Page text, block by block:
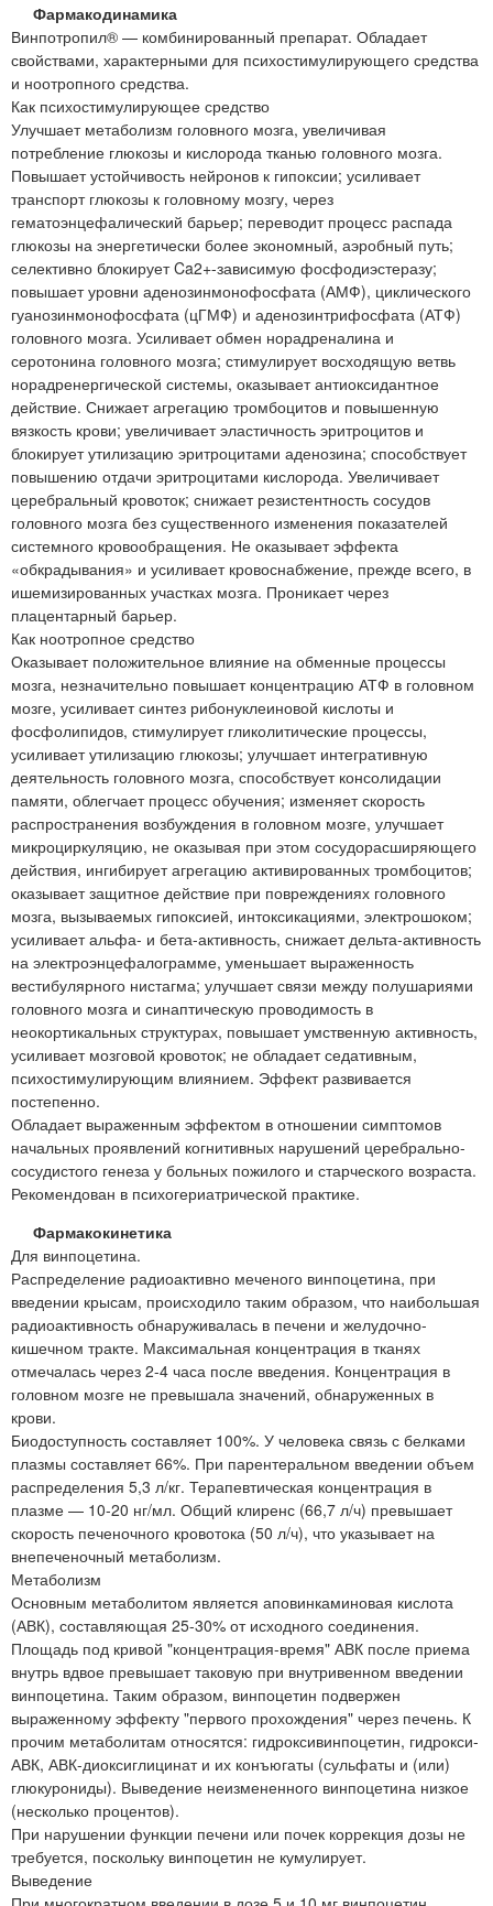
Фармакодинамика
Винпотропил® — комбинированный препарат. Обладает
свойствами, характерными для психостимулирующего средства
и ноотропного средства.
Как психостимулирующее средство
Улучшает метаболизм головного мозга, увеличивая
потребление глюкозы и кислорода тканью головного мозга.
Повышает устойчивость нейронов к гипоксии; усиливает
транспорт глюкозы к головному мозгу, через
гематоэнцефалический барьер; переводит процесс распада
глюкозы на энергетически более экономный, аэробный путь;
селективно блокирует Ca2+-зависимую фосфодиэстеразу;
повышает уровни аденозинмонофосфата (АМФ), циклического
гуанозинмонофосфата (цГМФ) и аденозинтрифосфата (АТФ)
головного мозга. Усиливает обмен норадреналина и
серотонина головного мозга; стимулирует восходящую ветвь
норадренергической системы, оказывает антиоксидантное
действие. Снижает агрегацию тромбоцитов и повышенную
вязкость крови; увеличивает эластичность эритроцитов и
блокирует утилизацию эритроцитами аденозина; способствует
повышению отдачи эритроцитами кислорода. Увеличивает
церебральный кровоток; снижает резистентность сосудов
головного мозга без существенного изменения показателей
системного кровообращения. Не оказывает эффекта
«обкрадывания» и усиливает кровоснабжение, прежде всего, в
ишемизированных участках мозга. Проникает через
плацентарный барьер.
Как ноотропное средство
Оказывает положительное влияние на обменные процессы
мозга, незначительно повышает концентрацию АТФ в головном
мозге, усиливает синтез рибонуклеиновой кислоты и
фосфолипидов, стимулирует гликолитические процессы,
усиливает утилизацию глюкозы; улучшает интегративную
деятельность головного мозга, способствует консолидации
памяти, облегчает процесс обучения; изменяет скорость
распространения возбуждения в головном мозге, улучшает
микроциркуляцию, не оказывая при этом сосудорасширяющего
действия, ингибирует агрегацию активированных тромбоцитов;
оказывает защитное действие при повреждениях головного
мозга, вызываемых гипоксией, интоксикациями, электрошоком;
усиливает альфа- и бета-активность, снижает дельта-активность
на электроэнцефалограмме, уменьшает выраженность
вестибулярного нистагма; улучшает связи между полушариями
головного мозга и синаптическую проводимость в
неокортикальных структурах, повышает умственную активность,
усиливает мозговой кровоток; не обладает седативным,
психостимулирующим влиянием. Эффект развивается
постепенно.
Обладает выраженным эффектом в отношении симптомов
начальных проявлений когнитивных нарушений церебрально-
сосудистого генеза у больных пожилого и старческого возраста.
Рекомендован в психогериатрической практике.
Фармакокинетика
Для винпоцетина.
Распределение радиоактивно меченого винпоцетина, при
введении крысам, происходило таким образом, что наибольшая
радиоактивность обнаруживалась в печени и желудочно-
кишечном тракте. Максимальная концентрация в тканях
отмечалась через 2-4 часа после введения. Концентрация в
головном мозге не превышала значений, обнаруженных в
крови.
Биодоступность составляет 100%. У человека связь с белками
плазмы составляет 66%. При парентеральном введении объем
распределения 5,3 л/кг. Терапевтическая концентрация в
плазме — 10-20 нг/мл. Общий клиренс (66,7 л/ч) превышает
скорость печеночного кровотока (50 л/ч), что указывает на
внепеченочный метаболизм.
Метаболизм
Основным метаболитом является аповинкаминовая кислота
(АВК), составляющая 25-30% от исходного соединения.
Площадь под кривой "концентрация-время" АВК после приема
внутрь вдвое превышает таковую при внутривенном введении
винпоцетина. Таким образом, винпоцетин подвержен
выраженному эффекту "первого прохождения" через печень. К
прочим метаболитам относятся: гидроксивинпоцетин, гидрокси-
АВК, АВК-диоксиглицинат и их конъюгаты (сульфаты и (или)
глюкурониды). Выведение неизмененного винпоцетина низкое
(несколько процентов).
При нарушении функции печени или почек коррекция дозы не
требуется, поскольку винпоцетин не кумулирует.
Выведение